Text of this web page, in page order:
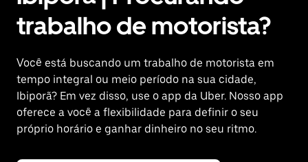
trabalho de motorista?
Você está buscando um trabalho de motorista em
tempo integral ou meio período na sua cidade,
Ibiporã? Em vez disso, use o app da Uber. Nosso app
oferece a você a flexibilidade para definir o seu
próprio horário e ganhar dinheiro no seu ritmo.